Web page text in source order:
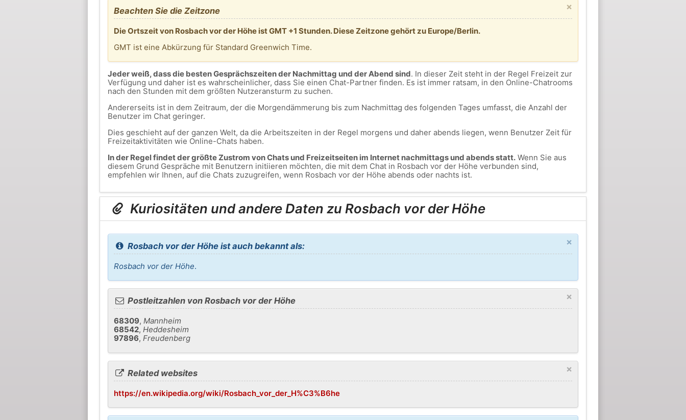
×
Beachten Sie die Zeitzone
Die Ortszeit von Rosbach vor der Höhe ist GMT +1 Stunden. Diese Zeitzone gehört zu Europe/Berlin.
GMT ist eine Abkürzung für Standard Greenwich Time.
Jeder weiß, dass die besten Gesprächszeiten der Nachmittag und der Abend sind. In dieser Zeit steht in der Regel Freizeit zur
Verfügung und daher ist es wahrscheinlicher, dass Sie einen Chat-Partner finden. Es ist immer ratsam, in den Online-Chatrooms
nach den Stunden mit dem größten Nutzeransturm zu suchen.
Andererseits ist in dem Zeitraum, der die Morgendämmerung bis zum Nachmittag des folgenden Tages umfasst, die Anzahl der
Benutzer im Chat geringer.
Dies geschieht auf der ganzen Welt, da die Arbeitszeiten in der Regel morgens und daher abends liegen, wenn Benutzer Zeit für
Freizeitaktivitäten wie Online-Chats haben.
In der Regel findet der größte Zustrom von Chats und Freizeitseiten im Internet nachmittags und abends statt.Wenn Sie aus
diesem Grund Gespräche mit Benutzern initiieren möchten, die mit dem Chat in Rosbach vor der Höhe verbunden sind,
empfehlen wir Ihnen, auf die Chats zuzugreifen, wenn Rosbach vor der Höhe abends oder nachts ist.
Kuriositäten und andere Daten zu Rosbach vor der Höhe
×
Rosbach vor der Höhe ist auch bekannt als:
Rosbach vor der Höhe.
×
Postleitzahlen von Rosbach vor der Höhe
68309, Mannheim
68542, Heddesheim
97896, Freudenberg
×
Related websites
https://en.wikipedia.org/wiki/Rosbach_vor_der_H%C3%B6he